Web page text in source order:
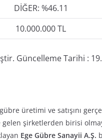
DİĞER: %46.11
10.000.000 TL
Güncelleme Tarihi :
üretimi ve satışını
şirketlerden birisi
Ege Gübre Sanayii A.Ş.